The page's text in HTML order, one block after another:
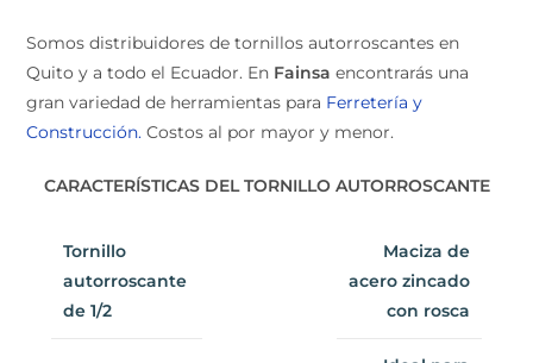
Quito y a todo el Ecuador. EnFainsaencontrarás una
gran variedad de herramientas paraFerretería y
Construcción. Costos al por mayor y menor.
Tornillo
autorroscante
de 1/2
acero
zincado con
rosca